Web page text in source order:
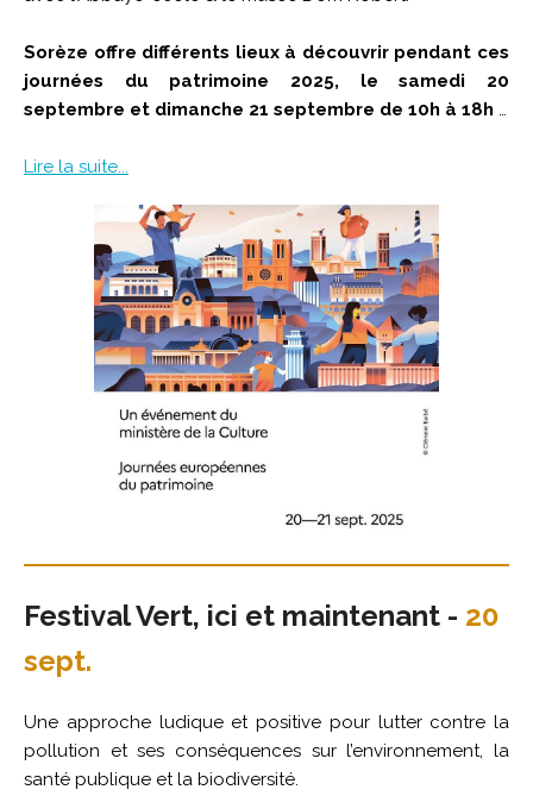
Sorèze offre différents lieux à découvrir pendant ces
journées du patrimoine 2025, le samedi 20
septembre et dimanche 21 septembre de 10h à 18h …
Lire la suite...
Festival Vert, ici et maintenant - 20
sept.
Une approche ludique et positive pour lutter contre la
pollution et ses conséquences sur l’environnement, la
santé publique et la biodiversité.